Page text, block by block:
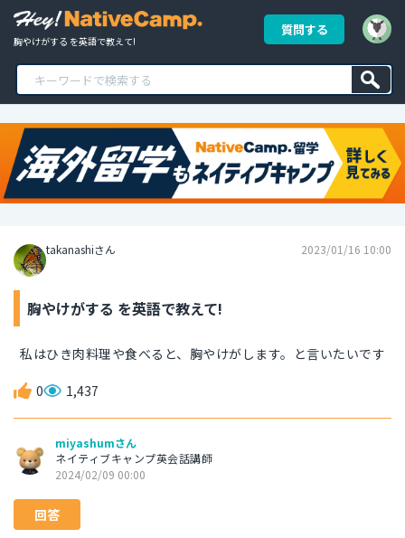
胸やけがする を英語で教えて!
質問する
takanashiさん 2023/01/16 10:00
胸やけがする を英語で教えて!
私はひき肉料理や食べると、胸やけがします。と言いたいです
0 1,437
miyashumさん
ネイティブキャンプ英会話講師
2024/02/09 00:00
回答